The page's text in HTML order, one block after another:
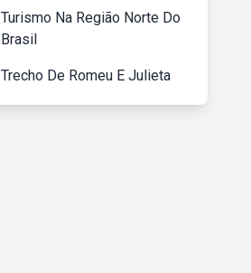
Turismo Na Região Norte Do
Brasil
Trecho De Romeu E Julieta